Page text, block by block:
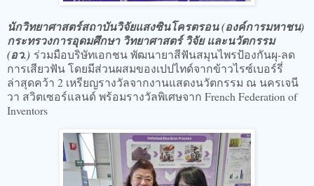
นักวิทยาศาสตร์สถาบันวิจัยแสงซินโครตรอน (องค์การมหาชน)
กระทรวงการอุดมศึกษา วิทยาศาสตร์ วิจัย และนวัตกรรม
(อว.) ร่วมมือบริษัทเอกชน พัฒนายาสีฟันสมุนไพรป้องกันผุ-ลด
การเสียวฟัน โดยมีส่วนผสมของเปปไทด์จากข้าวไรซ์เบอร์รี่
ล่าสุดคว้า 2 เหรียญรางวัลจากงานแสดงนวัตกรรม ณ นครเจนี
วา สวิตเซอร์แลนด์ พร้อมรางวัลพิเศษจาก French Federation of
Inventors